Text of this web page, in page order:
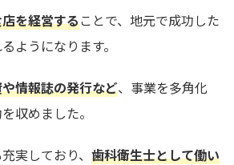
を経営することで、地元で成功した
ようになります。
情報誌の発行など、事業を多角化
収めました。
実しており、 歯科衛生士として働い